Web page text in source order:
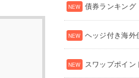
債券ランキング
ヘッジ付き海外
スワップポイン